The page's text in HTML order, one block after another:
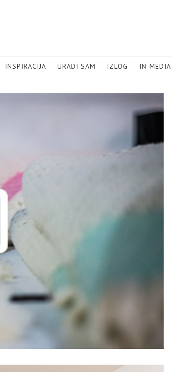
INSPIRACIJA URADI SAM IZLOG IN-MEDIA